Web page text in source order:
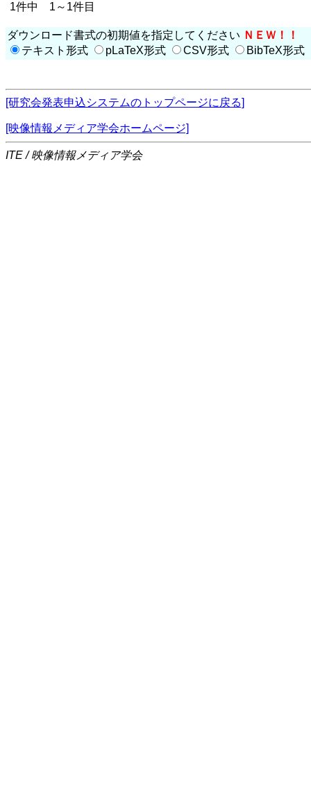
1件中 1～1件目
ダウンロード書式の初期値を指定してください ＮＥＷ！！
テキスト形式
pLaTeX形式 CSV形式 BibTeX形式
[研究会発表申込システムのトップページに戻る]
[映像情報メディア学会ホームページ]
ITE / 映像情報メディア学会